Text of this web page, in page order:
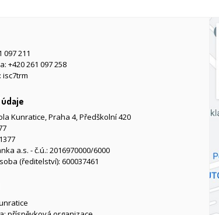
097 211
+420 261 097 258
isc7trm
Kunratice, Praha 4, Předškolní 420
a.s. - č.ú.: 2016970000/6000
(ředitelství): 600037461